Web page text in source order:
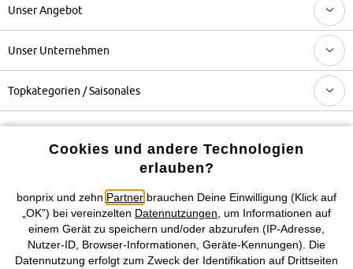
Unser Angebot
Unser Unternehmen
Topkategorien / Saisonales
Mehr von bonprix auf
Preisangaben inkl. gesetzl. MwSt. und zzgl.
Service- &
Versandkosten
AGB Datenschutz Cookie-Einstellungen Impressum
Cookies und andere Technologien
erlauben?
bonprix und zehn Partner brauchen Deine Einwilligung (Klick auf
„OK”) bei vereinzelten Datennutzungen , um Informationen auf
einem Gerät zu speichern und/oder abzurufen (IP-Adresse,
Nutzer-ID, Browser-Informationen, Geräte-Kennungen). Die
Datennutzung erfolgt zum Zweck der Identifikation auf Drittseiten